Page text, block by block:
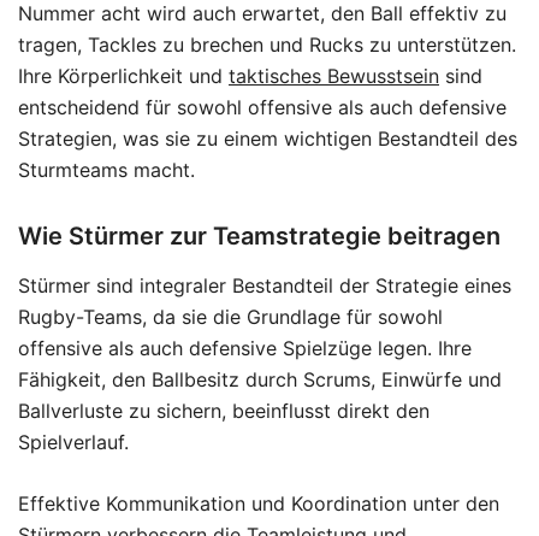
Nummer acht wird auch erwartet, den Ball effektiv zu
tragen, Tackles zu brechen und Rucks zu unterstützen.
Ihre Körperlichkeit und taktisches Bewusstsein sind
entscheidend für sowohl offensive als auch defensive
Strategien, was sie zu einem wichtigen Bestandteil des
Sturmteams macht.
Wie Stürmer zur Teamstrategie beitragen
Stürmer sind integraler Bestandteil der Strategie eines
Rugby-Teams, da sie die Grundlage für sowohl
offensive als auch defensive Spielzüge legen. Ihre
Fähigkeit, den Ballbesitz durch Scrums, Einwürfe und
Ballverluste zu sichern, beeinflusst direkt den
Spielverlauf.
Effektive Kommunikation und Koordination unter den